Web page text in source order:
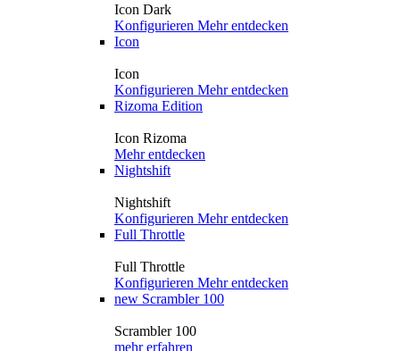
Icon Dark
Konfigurieren Mehr entdecken
Icon
Icon
Konfigurieren Mehr entdecken
Rizoma Edition
Icon Rizoma
Mehr entdecken
Nightshift
Nightshift
Konfigurieren Mehr entdecken
Full Throttle
Full Throttle
Konfigurieren Mehr entdecken
new Scrambler 100
Scrambler 100
mehr erfahren